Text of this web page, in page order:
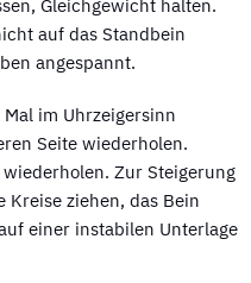
Gleichgewicht halten.
auf das Standbein
angespannt.
Mal im Uhrzeigersinn
Seite wiederholen.
Zur Steigerung
Kreise ziehen, das Bein
einer instabilen Unterlage